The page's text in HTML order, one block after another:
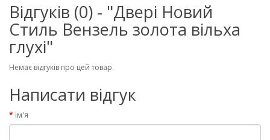
Відгуків (0) - "Двері Новий
Стиль Вензель золота вільха
глухі"
Немає відгуків про цей товар.
Написати відгук
ім'я